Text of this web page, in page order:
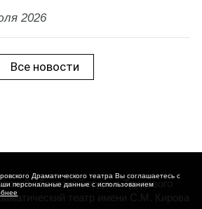
Драматического театра Вы соглашаетесь с
персональные данные с использованием
2026
Все новости
областной ордена Трудового
театр имени С.М. Кирова